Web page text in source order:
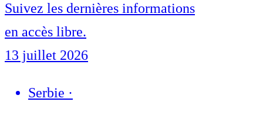
Suivez les dernières informations
en accès libre.
13 juillet 2026
Serbie ·